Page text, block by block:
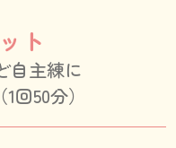
ト
自主練に
回50分）